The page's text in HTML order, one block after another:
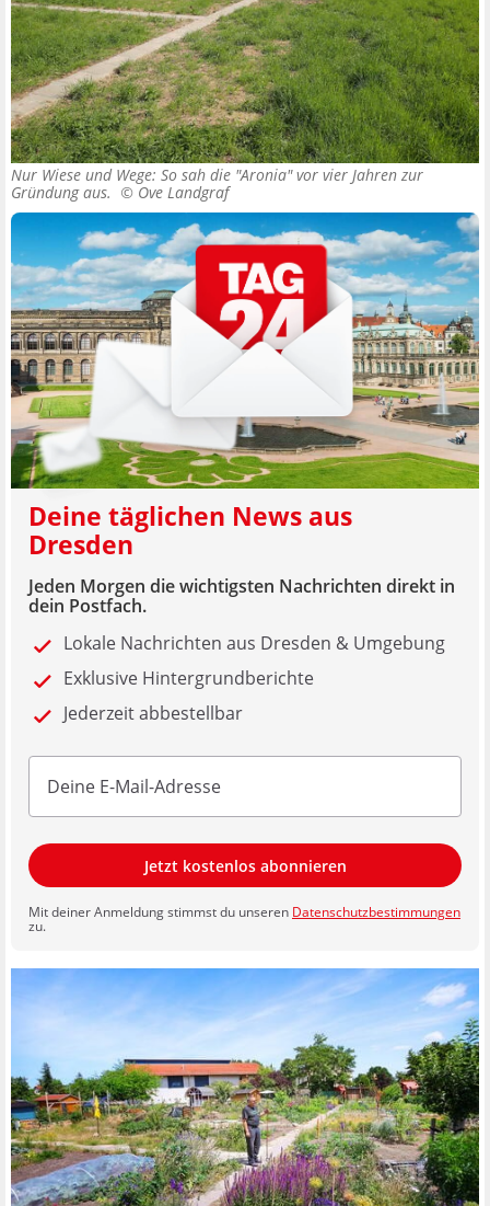
Nur Wiese und Wege: So sah die "Aronia" vor vier Jahren zur
Gründung aus. © Ove Landgraf
Deine täglichen News aus
Dresden
Jeden Morgen die wichtigsten Nachrichten direkt in
dein Postfach.
Lokale Nachrichten aus Dresden & Umgebung
Exklusive Hintergrundberichte
Jederzeit abbestellbar
Jetzt kostenlos abonnieren
Mit deiner Anmeldung stimmst du unseren Datenschutzbestimmungen
zu.